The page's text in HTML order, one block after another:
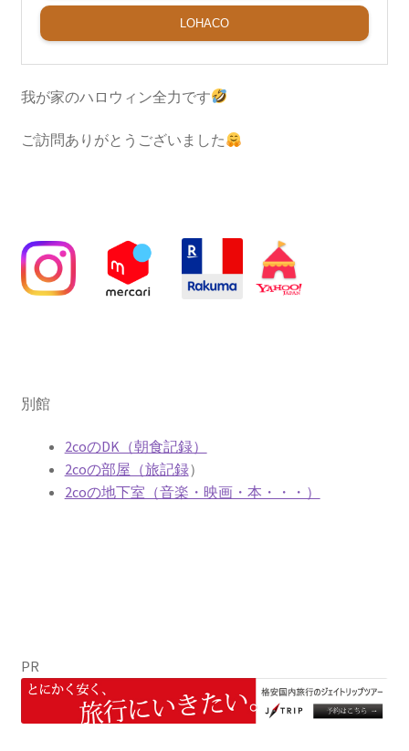
LOHACO
我が家のハロウィン全力です
ご訪問ありがとうございました
別館
2coのDK（朝食記録）
2coの部屋（旅記録）
2coの地下室（音楽・映画・本・・・）
PR